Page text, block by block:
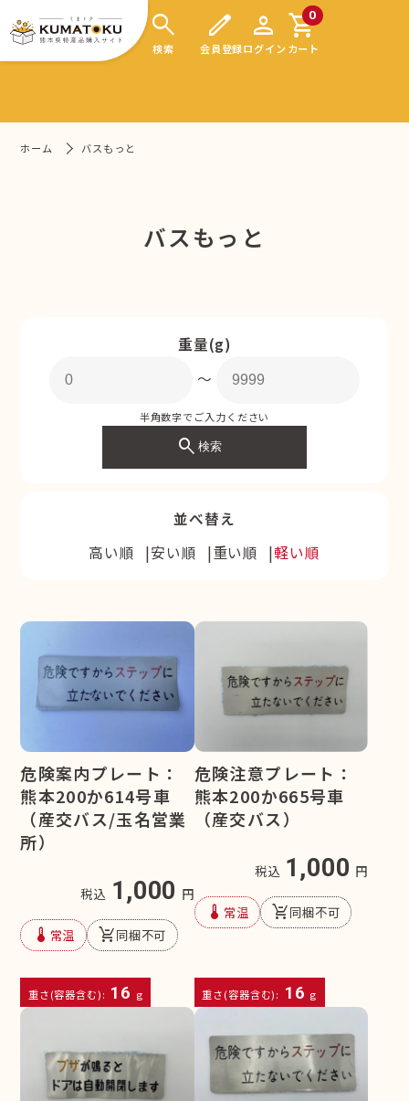
search
検索
edit
会員登録
person
ログイン
0
shopping_cart
カート
ホーム バスもっと
バスもっと
重量(g)
〜
半角数字でご入力ください
search検索
並べ替え
高い順
安い順 重い順 軽い順
危険案内プレート：
熊本200か614号車
（産交バス/玉名営業
所）
税込 1,000 円
device_thermostat 常温 remove_shopping_cart同梱不可
重さ(容器含む): 16 g
危険注意プレート：
熊本200か665号車
（産交バス）
税込 1,000 円
device_thermostat 常温 remove_shopping_cart同梱不可
重さ(容器含む): 16 g